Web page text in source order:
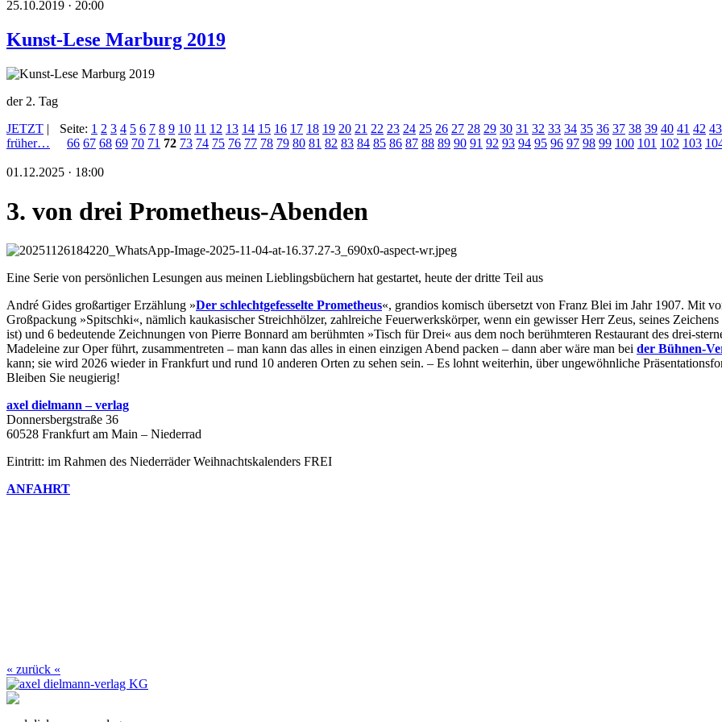
25.10.2019 · 20:00
Kunst-Lese Marburg 2019
der 2. Tag
JETZT |
früher…
Seite: 1 2 3 4 5 6 7 8 9 10 11 12 13 14 15 16 17 18 19 20 21 22 23 24 25 26 27 28 29 30 31 32 33 34 35 36 37 38 39 40 41 42 43
66 67 68 69 70 71 72 73 74 75 76 77 78 79 80 81 82 83 84 85 86 87 88 89 90 91 92 93 94 95 96 97 98 99 100 101 102 103
01.12.2025 · 18:00
3. von drei Prometheus-Abenden
Eine Serie von persönlichen Lesungen aus meinen Lieblingsbüchern hat gestartet, heute der dritte Teil aus
André Gides großartiger Erzählung »Der schlechtgefesselte Prometheus«, grandios komisch übersetzt von Franz Blei im Jahr 1907. Mit
Großpackung »Spitschki«, nämlich kaukasischer Streichhölzer, zahlreiche Feuerwerkskörper, wenn ein gewisser Herr Zeus, seines
ist) und 6 bedeutende Zeichnungen von Pierre Bonnard am berühmten »Tisch für Drei« aus dem noch berühmteren Restaurant des drei-
Madeleine zur Oper führt, zusammentreten – man kann das alles in einen einzigen Abend packen – dann aber wäre man bei der Bühnen-
kann; sie wird 2026 wieder in Frankfurt und rund 10 anderen Orten zu sehen sein. – Es lohnt weiterhin, über ungewöhnliche
Bleiben Sie neugierig!
axel dielmann – verlag
Donnersbergstraße 36
60528 Frankfurt am Main – Niederrad
Eintritt: im Rahmen des Niederräder Weihnachtskalenders FREI
ANFAHRT
« zurück «